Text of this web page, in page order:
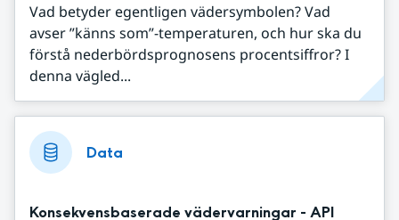
Vad betyder egentligen vädersymbolen? Vad
avser ”känns som”-temperaturen, och hur ska du
förstå nederbördsprognosens procentsiffror? I
denna vägled...
Data
Konsekvensbaserade vädervarningar - API